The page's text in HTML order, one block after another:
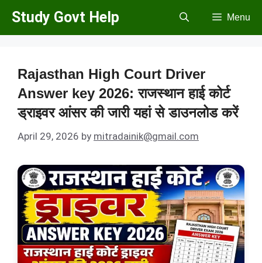
Skip
Study Govt Help Menu
Rajasthan High Court Driver
Answer key 2026: राजस्थान हाई कोर्ट
ड्राइवर आंसर की जारी यहां से डाउनलोड करें
April 29, 2026 by mitradainik@gmail.com